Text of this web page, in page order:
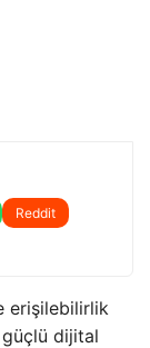
Reddit
erişilebilirlik
dijital